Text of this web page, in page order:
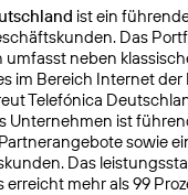
ist ein
Das
umfasst neben
im Bereich Internet
Telefónica
Unternehmen ist
sowie
Das
erreicht mehr als 99